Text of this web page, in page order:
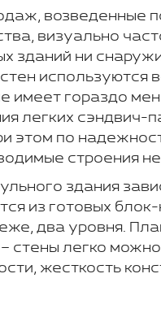
возведенные
визуально
зданий ни
используются
имеет гораздо
легких сэндвич-
этом по
строения
здания
из готовых
два уровня.
стены легко
жесткость